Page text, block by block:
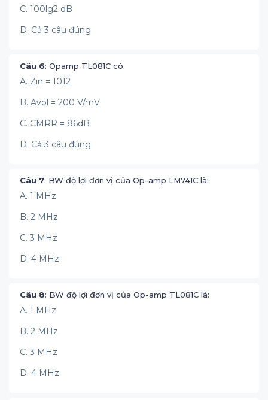
C. 100lg2 dB
D. Cả 3 câu đúng
Câu 6: Opamp TL081C có:
A. Zin = 10­­12
B. Avol = 200 V/mV
C. CMRR = 86dB
D. Cả 3 câu đúng
Câu 7: BW độ lợi đơn vị của Op-amp LM741C là:
A. 1 MHz
B. 2 MHz
C. 3 MHz
D. 4 MHz
Câu 8: BW độ lợi đơn vị của Op-amp TL081C là:
A. 1 MHz
B. 2 MHz
C. 3 MHz
D. 4 MHz